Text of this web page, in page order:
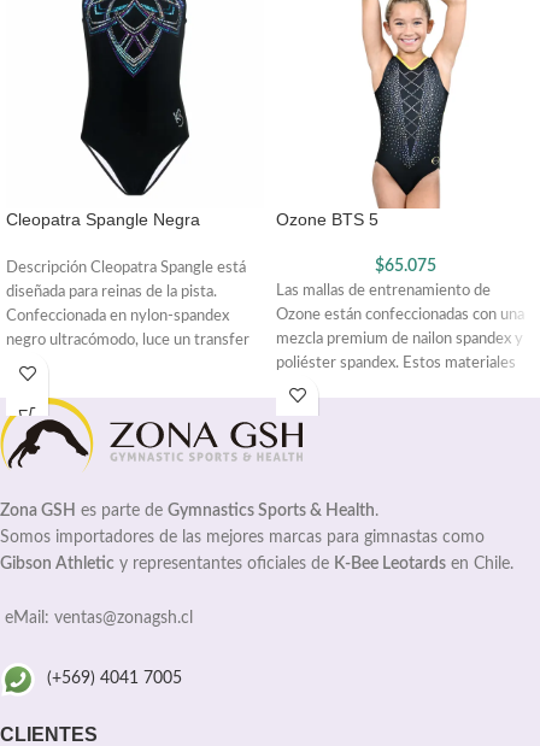
Cleopatra Spangle Negra
Descripción Cleopatra Spangle está
diseñada para reinas de la pista.
Confeccionada en nylon-spandex
negro ultracómodo, luce un transfer
holográfico tipo spangle
Ozone BTS 5
$65.075
Las mallas de entrenamiento de
Ozone están confeccionadas con una
mezcla premium de nailon spandex y
poliéster spandex. Estos materiales
Zona GSH es parte de Gymnastics Sports & Health.
Somos importadores de las mejores marcas para gimnastas como
Gibson Athletic y representantes oficiales de K-Bee Leotards en Chile.
eMail: ventas@zonagsh.cl
(+569) 4041 7005
CLIENTES